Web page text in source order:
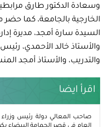
وسعادة الدكتور طارق
الخارجية بالجامعة، كما
السيدة سارة أمجد، مديرة
والأستاذ خالد الأحمدي،
والتدريب، والأستاذ أمجد
اقرأ ايضا
صاحب المعالي دولة رئيس وزراء